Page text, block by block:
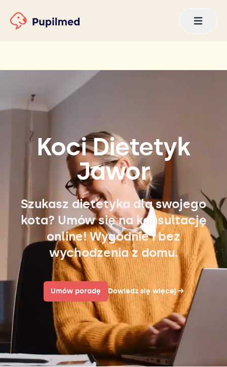
Koci Dietetyk
Jawor
Szukasz dietetyka dla swojego
kota? Umów się na konsultację
online! Wygodnie i bez
wychodzenia z domu.
Umów poradę Dowiedz się więcej →